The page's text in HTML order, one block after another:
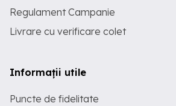
Regulament Campanie
Livrare cu verificare colet
Informații utile
Puncte de fidelitate